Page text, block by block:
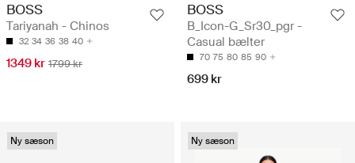
BOSS
Tariyanah - Chinos
32 34 36 38 40
1349 kr 1799 kr
BOSS
B_Icon-G_Sr30_pgr -
Casual bælter
70 75 80 85 90
699 kr
Ny sæson Ny sæson